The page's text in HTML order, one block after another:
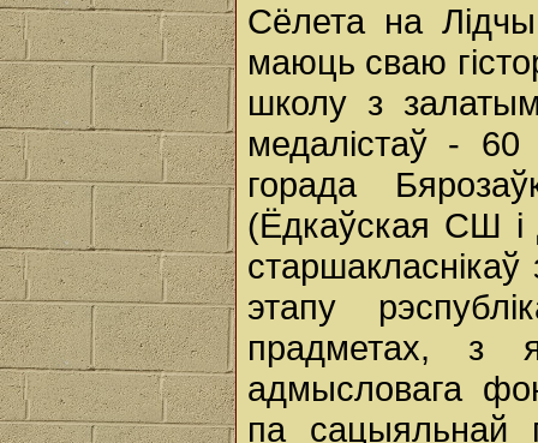
Сёлета на
маюць сваю
школу з
медалістаў -
горада
(Ёдкаўская СШ і
этапу
прадметах, з
адмысловага
па сацыяльнай